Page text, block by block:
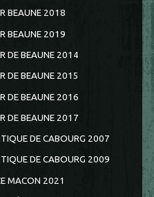
BEAUNE 2018
BEAUNE 2019
DE BEAUNE 2014
DE BEAUNE 2015
DE BEAUNE 2016
DE BEAUNE 2017
DE CABOURG 2007
DE CABOURG 2009
MACON 2021